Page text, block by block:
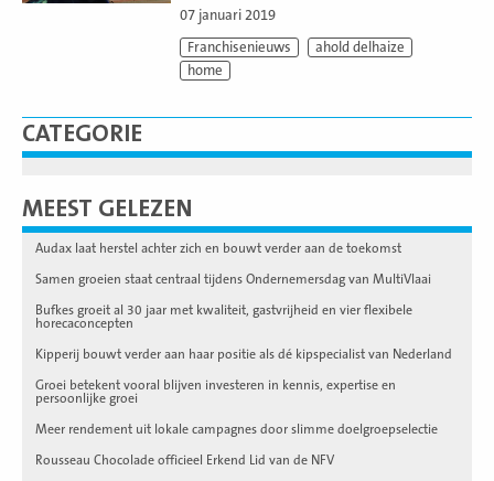
CATEGORIE
MEEST GELEZEN
Audax laat herstel achter zich en bouwt verder aan de toekomst
Samen groeien staat centraal tijdens Ondernemersdag van MultiVlaai
Bufkes groeit al 30 jaar met kwaliteit, gastvrijheid en vier flexibele
horecaconcepten
Kipperij bouwt verder aan haar positie als dé kipspecialist van Nederland
Groei betekent vooral blijven investeren in kennis, expertise en
persoonlijke groei
Meer rendement uit lokale campagnes door slimme doelgroepselectie
Rousseau Chocolade officieel Erkend Lid van de NFV
07 januari 2019
Franchisenieuws
ahold delhaize
home